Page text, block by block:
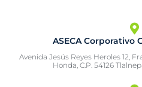
ASECA Corporativo
Avenida Jesús Reyes Heroles 12,
Honda, C.P. 54126